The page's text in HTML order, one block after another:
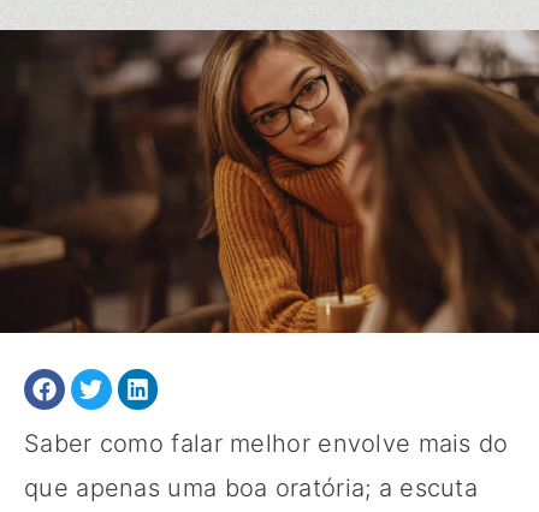
Saber como falar melhor envolve mais do
que apenas uma boa oratória; a escuta